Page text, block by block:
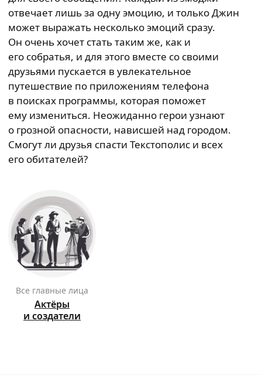
отвечает лишь за одну эмоцию, и только Джин
может выражать несколько эмоций сразу.
Он очень хочет стать таким же, как и
его собратья, и для этого вместе со своими
друзьями пускается в увлекательное
путешествие по приложениям телефона
в поисках программы, которая поможет
ему измениться. Неожиданно герои узнают
о грозной опасности, нависшей над городом.
Смогут ли друзья спасти Текстополис и всех
его обитателей?
Все главные лица
Актёры
и создатели